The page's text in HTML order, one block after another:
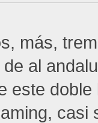
más,
al
este doble
casi